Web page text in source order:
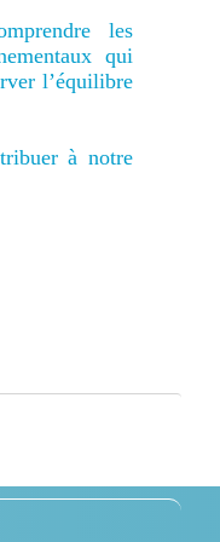
les
qui
l’équilibre
à notre